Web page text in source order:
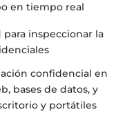
en tiempo real
inspeccionar la
confidencial en
bases de datos, y
y portátiles